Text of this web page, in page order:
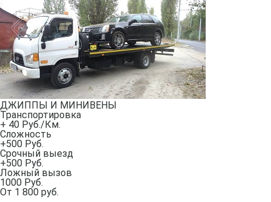
ДЖИППЫ И МИНИВЕНЫ
Транспортировка
+ 40 Руб./Км.
Сложность
+500 Руб.
Срочный выезд
+500 Руб.
Ложный вызов
1000 Руб.
От 1 800 руб.